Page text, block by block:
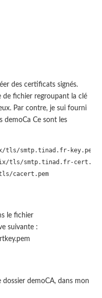
des certificats signés.
de fichier regroupant la clé
Par contre, je sui fourni
demoCa Ce sont les
smtp.tinad.fr-key.pem
tls/smtp.tinad.fr-
le fichier
suivante :
demoCA, dans mon